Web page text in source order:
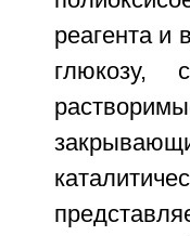
реагента и
глюкозу,